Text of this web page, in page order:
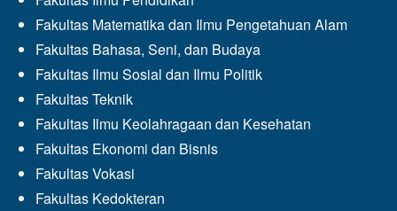
Fakultas Matematika dan Ilmu Pengetahuan Alam
Fakultas Bahasa, Seni, dan Budaya
Fakultas Ilmu Sosial dan Ilmu Politik
Fakultas Teknik
Fakultas Ilmu Keolahragaan dan Kesehatan
Fakultas Ekonomi dan Bisnis
Fakultas Vokasi
Fakultas Kedokteran